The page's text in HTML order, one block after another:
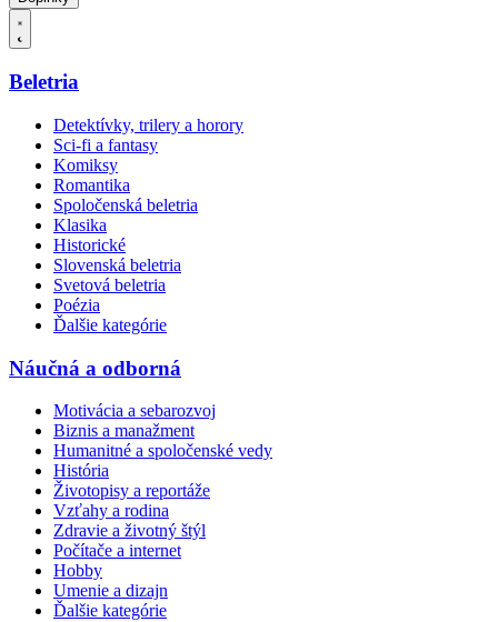
Beletria
Detektívky, trilery a horory
Sci-fi a fantasy
Komiksy
Romantika
Spoločenská beletria
Klasika
Historické
Slovenská beletria
Svetová beletria
Poézia
Ďalšie kategórie
Náučná a odborná
Motivácia a sebarozvoj
Biznis a manažment
Humanitné a spoločenské vedy
História
Životopisy a reportáže
Vzťahy a rodina
Zdravie a životný štýl
Počítače a internet
Hobby
Umenie a dizajn
Ďalšie kategórie